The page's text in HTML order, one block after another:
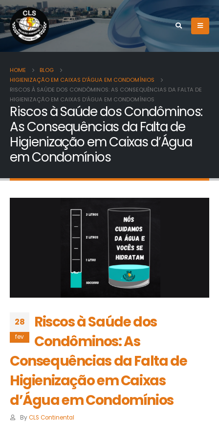
HOME
BLOG
HIGIENIZAÇÃO EM CAIXAS D'ÁGUA EM CONDOMÍNIOS
RISCOS À SAÚDE DOS CONDÔMINOS: AS CONSEQUÊNCIAS DA FALTA DE
HIGIENIZAÇÃO EM CAIXAS D’ÁGUA EM CONDOMÍNIOS
Riscos à Saúde dos Condôminos:
As Consequências da Falta de
Higienização em Caixas d’Água
em Condomínios
28
fev
Riscos à Saúde dos
Condôminos: As
Consequências da Falta de
Higienização em Caixas
d’Água em Condomínios
By CLS Continental